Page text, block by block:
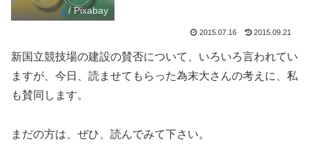
s / Pixabay
2015.07.16 2015.09.21
新国立競技場の建設の賛否について、いろいろ言われてい
ますが、今日、読ませてもらった為末大さんの考えに、私
も賛同します。
まだの方は、ぜひ、読んでみて下さい。